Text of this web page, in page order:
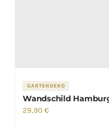
GARTENDEKO
Wandschild
29,90€